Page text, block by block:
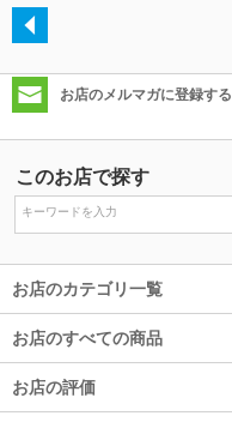
お店のメルマガに登録する
このお店で探す
お店のカテゴリ一覧
お店のすべての商品
お店の評価